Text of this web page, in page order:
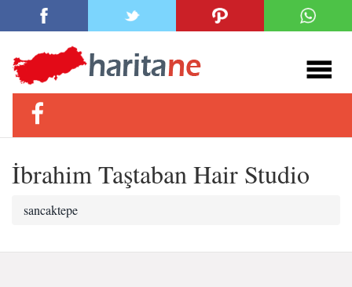
İbrahim Taştaban Hair Studio
sancaktepe